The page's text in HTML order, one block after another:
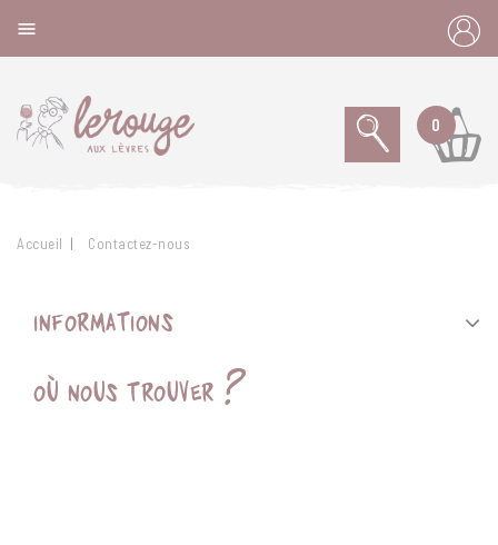

0
Accueil Contactez-nous
informations
où nous trouver ?